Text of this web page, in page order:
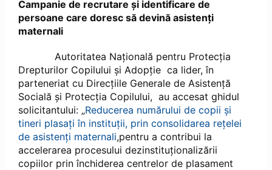
Campanie de recrutare și identificare de
persoane care doresc să devină asistenți
maternali
Autoritatea Națională pentru Protecția
Drepturilor Copilului și Adopție ca lider, în
parteneriat cu Direcțiile Generale de Asistență
Socială și Protecția Copilului, au accesat ghidul
solicitantului: „Reducerea numărului de copii și
tineri plasați în instituții, prin consolidarea rețelei
de asistenți maternali,pentru a contribui la
accelerarea procesului dezinstituționalizării
copiilor prin închiderea centrelor de plasament